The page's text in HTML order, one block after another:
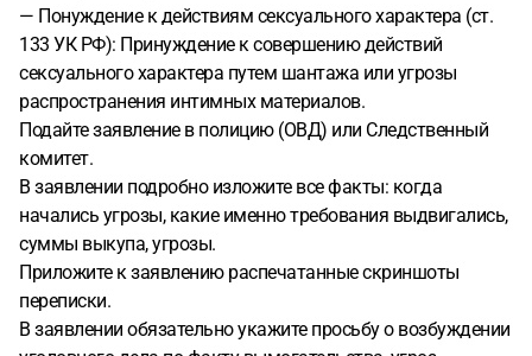
— Понуждение к действиям сексуального характера (ст.
133 УК РФ): Принуждение к совершению действий
сексуального характера путем шантажа или угрозы
распространения интимных материалов.
Подайте заявление в полицию (ОВД) или Следственный
комитет.
В заявлении подробно изложите все факты: когда
начались угрозы, какие именно требования выдвигались,
суммы выкупа, угрозы.
Приложите к заявлению распечатанные скриншоты
переписки.
В заявлении обязательно укажите просьбу о возбуждении